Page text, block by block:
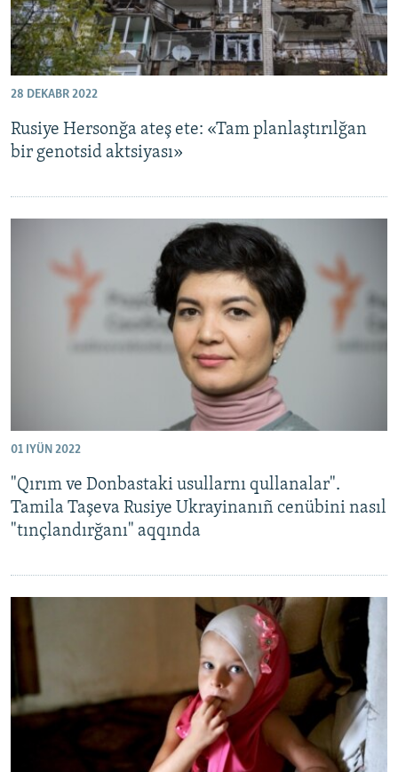
28 DEKABR 2022
Rusiye Hersonğa ateş ete: «Tam planlaştırılğan
bir genotsid aktsiyası»
01 IYÜN 2022
"Qırım ve Donbastaki usullarnı qullanalar".
Tamila Taşeva Rusiye Ukrayinanıñ cenübini nasıl
"tınçlandırğanı" aqqında